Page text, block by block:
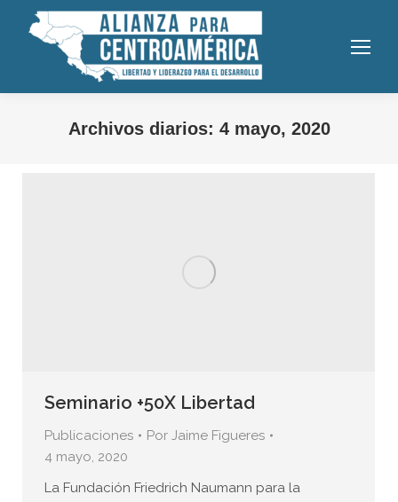
Archivos diarios: 4 mayo, 2020
Seminario +50X Libertad
Publicaciones Por Jaime Figueres
4 mayo, 2020
La Fundación Friedrich Naumann para la